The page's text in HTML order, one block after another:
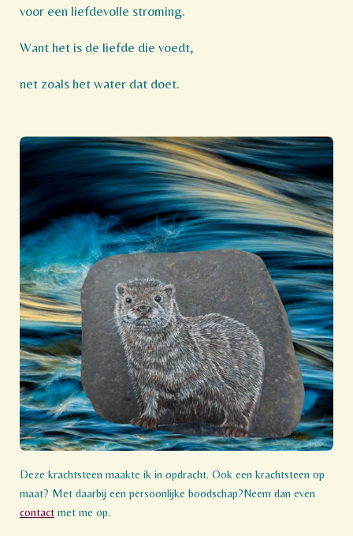
voor een liefdevolle stroming.
Want het is de liefde die voedt,
net zoals het water dat doet.
Deze krachtsteen maakte ik in opdracht. Ook een krachtsteen op
maat? Met daarbij een persoonlijke boodschap?Neem dan even
contact met me op.